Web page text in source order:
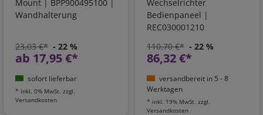
Mount | BPP900495100 |
Wandhalterung
23,03 €* - 22 %
ab 17,95 €*
sofort lieferbar
* inkl. 0% MwSt. zzgl.
Versandkosten
Wechselrichter
Bedienpaneel |
REC030001210
110,70 €* - 22 %
86,32 €*
versandbereit in 5 - 8
Werktagen
* inkl. 19% MwSt. zzgl.
Versandkosten